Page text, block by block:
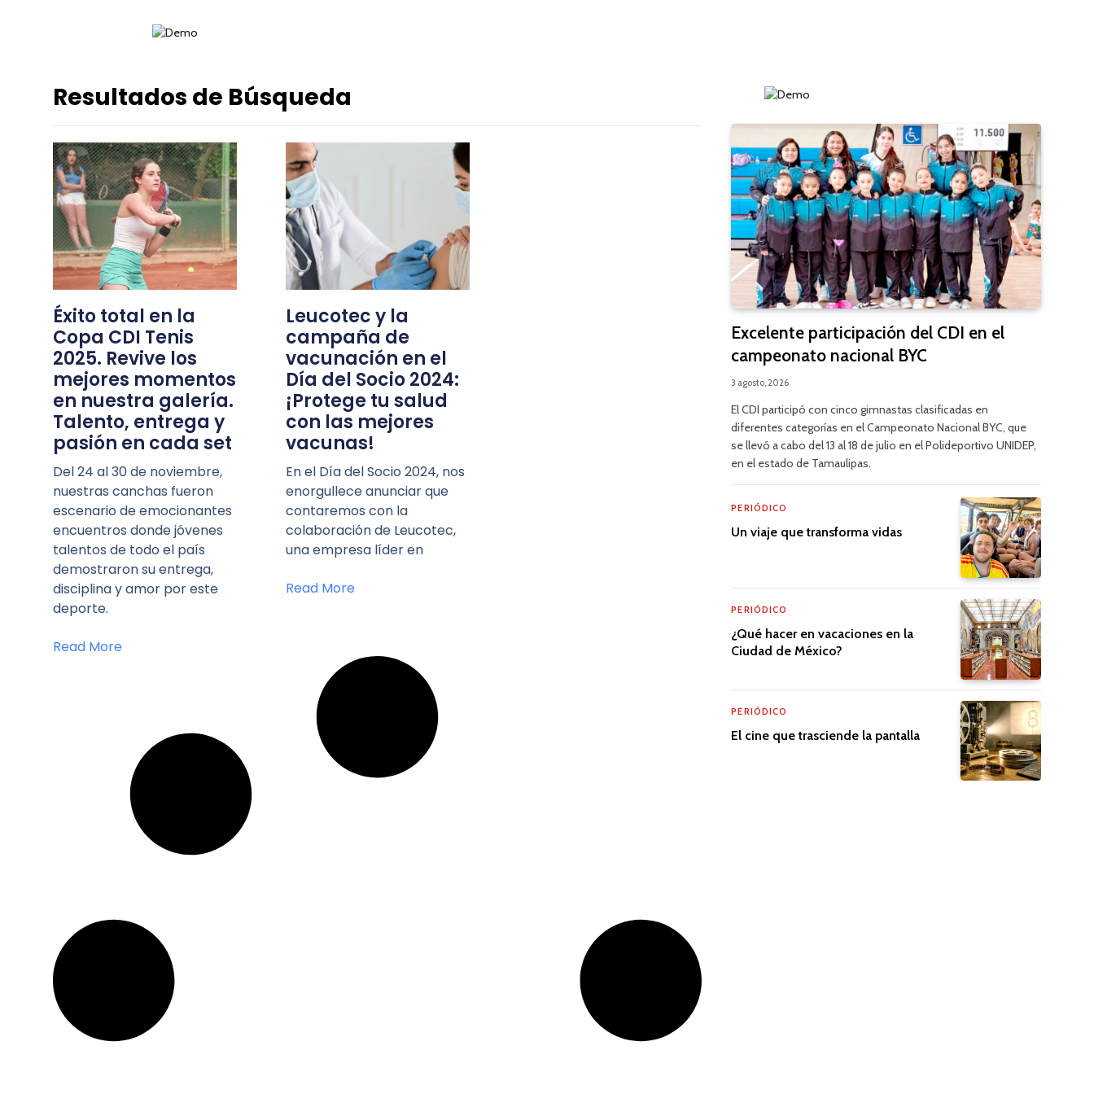
Resultados de Búsqueda
Éxito total en la
Copa CDI Tenis
2025. Revive los
mejores momentos
en nuestra galería.
Talento, entrega y
pasión en cada set
Del 24 al 30 de noviembre,
nuestras canchas fueron
escenario de emocionantes
encuentros donde jóvenes
talentos de todo el país
demostraron su entrega,
disciplina y amor por este
deporte.
Read More
Leucotec y la
campaña de
vacunación en el
Día del Socio 2024:
¡Protege tu salud
con las mejores
vacunas!
En el Día del Socio 2024, nos
enorgullece anunciar que
contaremos con la
colaboración de Leucotec,
una empresa líder en
Read More
Excelente participación del CDI en el
campeonato nacional BYC
3 agosto, 2026
El CDI participó con cinco gimnastas clasificadas en
diferentes categorías en el Campeonato Nacional BYC, que
se llevó a cabo del 13 al 18 de julio en el Polideportivo UNIDEP,
en el estado de Tamaulipas.
PERIÓDICO
Un viaje que transforma vidas
PERIÓDICO
¿Qué hacer en vacaciones en la
Ciudad de México?
PERIÓDICO
El cine que trasciende la pantalla